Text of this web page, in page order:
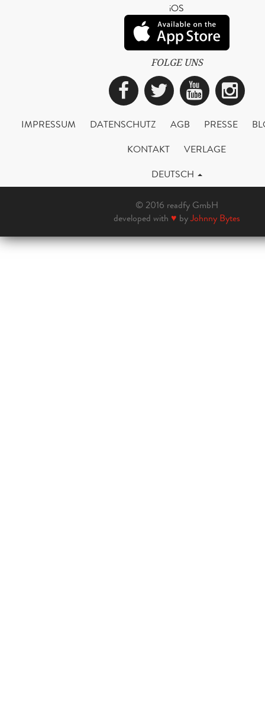
iOS
FOLGE UNS
Facebook
Twitter
IMPRESSUM DATENSCHUTZ AGB PRESSE
KONTAKT
VERLAGE
DEUTSCH
© 2016 readfy GmbH
developed with ♥ byJohnny Bytes